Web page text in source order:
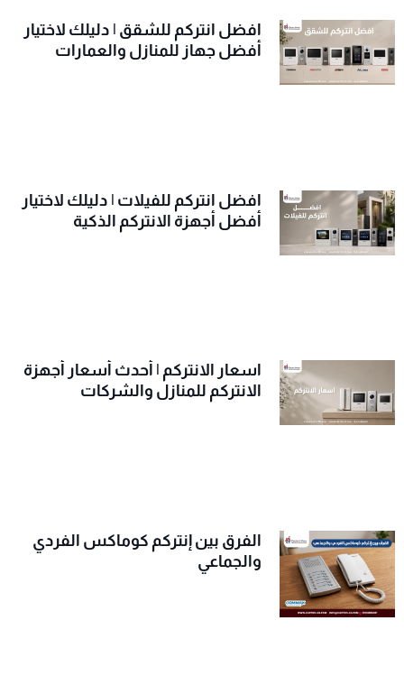
افضل انتركم للشقق | دليلك لاختيار
أفضل جهاز للمنازل والعمارات
افضل انتركم للفيلات | دليلك لاختيار
أفضل أجهزة الانتركم الذكية
اسعار الانتركم | أحدث أسعار أجهزة
الانتركم للمنازل والشركات
الفرق بين إنتركم كوماكس الفردي
والجماعي